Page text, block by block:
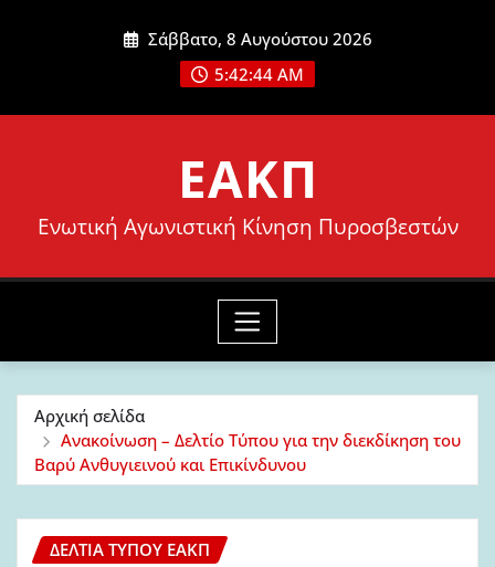
Σάββατο, 8 Αυγούστου 2026
5:42:45 AM
ΕΑΚΠ
Ενωτική Αγωνιστική Κίνηση Πυροσβεστών
Αρχική σελίδα
Ανακοίνωση – Δελτίο Τύπου για την διεκδίκηση του
Βαρύ Ανθυγιεινού και Επικίνδυνου
ΔΕΛΤΊΑ ΤΎΠΟΥ ΕΑΚΠ